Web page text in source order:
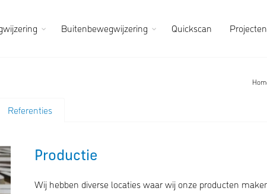
Buitenbewegwijzering Quickscan Projecten
Referenties
Productie
Wij hebben diverse locaties waar wij onze producten